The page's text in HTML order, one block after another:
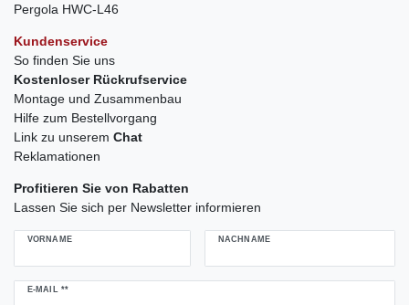
Pergola HWC-L46
Kundenservice
So finden Sie uns
Kostenloser Rückrufservice
Montage und Zusammenbau
Hilfe zum Bestellvorgang
Link zu unserem Chat
Reklamationen
Profitieren Sie von Rabatten
Lassen Sie sich per Newsletter informieren
VORNAME NACHNAME
E-MAIL **
Newsletter